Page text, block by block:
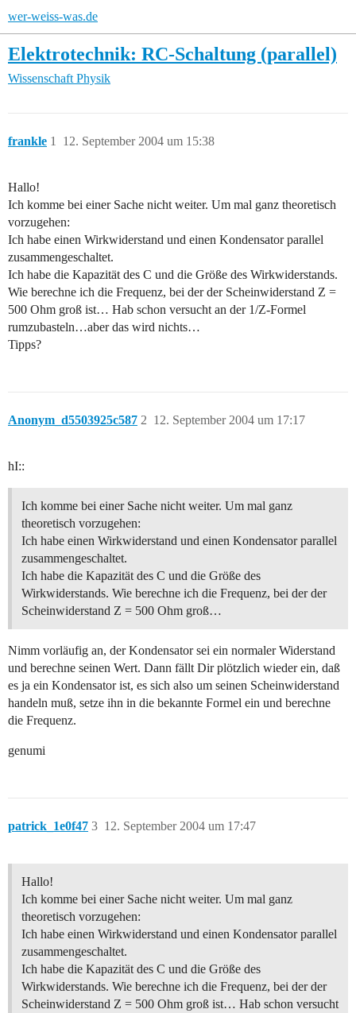
wer-weiss-was.de
Elektrotechnik: RC-Schaltung (parallel)
Wissenschaft Physik
frankle 12. September 2004 um 15:38
1
Hallo!
Ich komme bei einer Sache nicht weiter. Um mal ganz theoretisch
vorzugehen:
Ich habe einen Wirkwiderstand und einen Kondensator parallel
zusammengeschaltet.
Ich habe die Kapazität des C und die Größe des Wirkwiderstands.
Wie berechne ich die Frequenz, bei der der Scheinwiderstand Z =
500 Ohm groß ist… Hab schon versucht an der 1/Z-Formel
rumzubasteln…aber das wird nichts…
Tipps?
Anonym_d5503925c587 12. September 2004 um 17:17
2
hI::
Ich komme bei einer Sache nicht weiter. Um mal ganz
theoretisch vorzugehen:
Ich habe einen Wirkwiderstand und einen Kondensator parallel
zusammengeschaltet.
Ich habe die Kapazität des C und die Größe des
Wirkwiderstands. Wie berechne ich die Frequenz, bei der der
Scheinwiderstand Z = 500 Ohm groß…
Nimm vorläufig an, der Kondensator sei ein normaler Widerstand
und berechne seinen Wert. Dann fällt Dir plötzlich wieder ein, daß
es ja ein Kondensator ist, es sich also um seinen Scheinwiderstand
handeln muß, setze ihn in die bekannte Formel ein und berechne
die Frequenz.
genumi
patrick_1e0f47 12. September 2004 um 17:47
3
Hallo!
Ich komme bei einer Sache nicht weiter. Um mal ganz
theoretisch vorzugehen:
Ich habe einen Wirkwiderstand und einen Kondensator parallel
zusammengeschaltet.
Ich habe die Kapazität des C und die Größe des
Wirkwiderstands. Wie berechne ich die Frequenz, bei der der
Scheinwiderstand Z = 500 Ohm groß ist… Hab schon versucht